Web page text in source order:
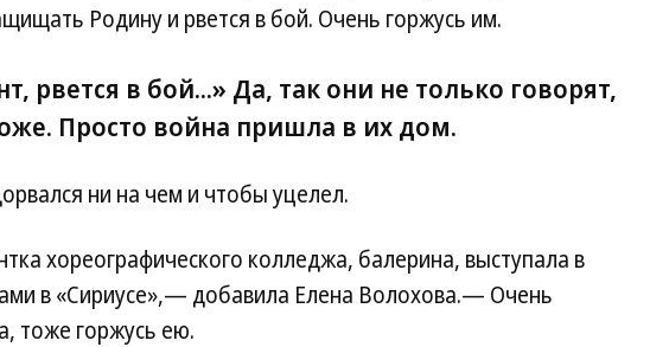
Родину и рвется в бой. Очень горжусь им.
рвется в бой...» Да, так они не только говорят,
Просто война пришла в их дом.
ни на чем и чтобы уцелел.
хореографического колледжа, балерина, выступала в
в «Сириусе»,— добавила Елена Волохова.— Очень
тоже горжусь ею.